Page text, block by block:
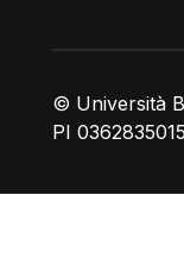
© Università
PI